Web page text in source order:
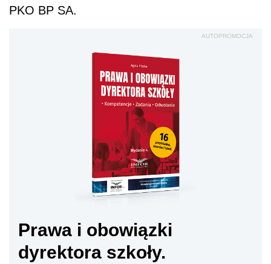
PKO BP SA.
AUTOPROMOCJA
Prawa i obowiązki
dyrektora szkoły.